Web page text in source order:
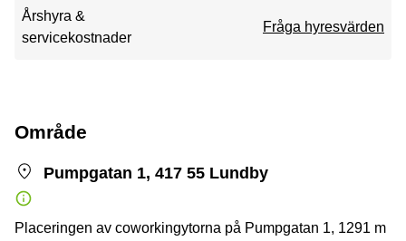
Årshyra &
servicekostnader
Fråga hyresvärden
Område
Pumpgatan 1, 417 55 Lundby
Placeringen av coworkingytorna på Pumpgatan 1, 1291 m